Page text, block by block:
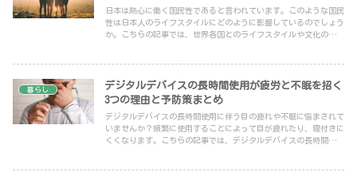
日本は熱心に働く国民性であると言われています。このような国民
性は日本人のライフスタイルにどのように影響しているのでしょう
か。こちらの記事では、世界各国とのライフスタイルや文化の違い
暮らし
デジタルデバイスの長時間使用が疲労と不眠を招く
3つの理由と予防策まとめ
デジタルデバイスの長時間使用に伴う目の疲れや不眠に悩まされて
いませんか？頻繁に使用することによって目が疲れたり、寝付きに
くくなります。こちらの記事では、デジタルデバイスの長時間使用